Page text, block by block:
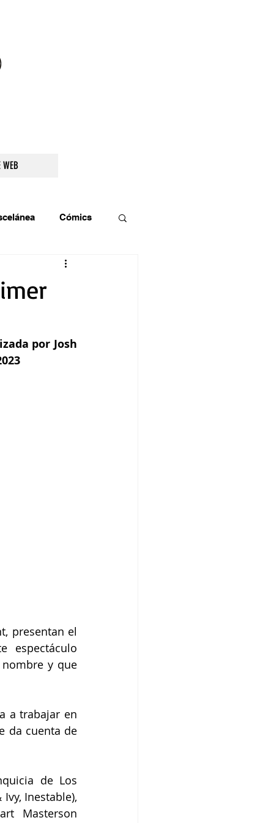
WEB
Cómics
por Josh
presentan el
espectáculo
y que
a trabajar en
da cuenta de
de Los
Inestable),
Masterson